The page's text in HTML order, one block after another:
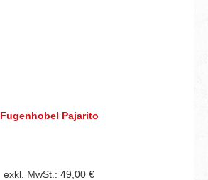
Fugenhobel Pajarito
exkl. MwSt.: 49,00 €